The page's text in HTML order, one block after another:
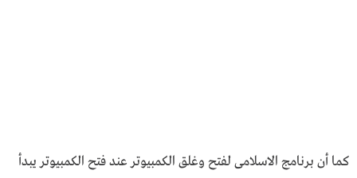
كما أن برنامج الاسلامى لفتح وغلق الكمبيوتر عند فتح الكمبيوتر يبدأ